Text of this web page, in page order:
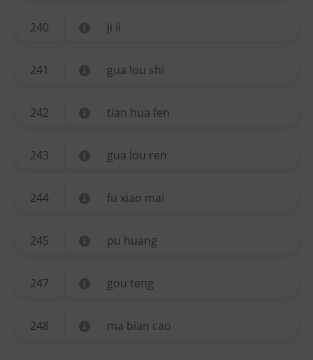
240 ji li
241 gua lou shi
242 tian hua fen
243 gua lou ren
244 fu xiao mai
245 pu huang
247 gou teng
248 ma bian cao